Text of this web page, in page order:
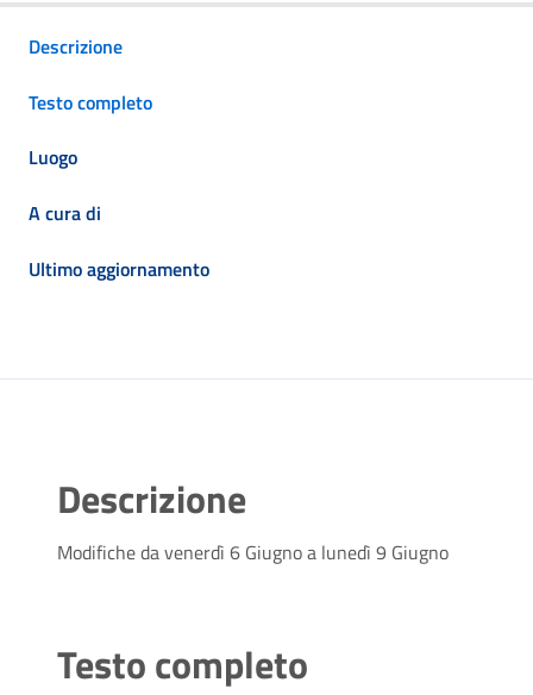
Descrizione
Testo completo
Luogo
A cura di
Ultimo aggiornamento
Descrizione
Modifiche da venerdì 6 Giugno a lunedì 9 Giugno
Testo completo